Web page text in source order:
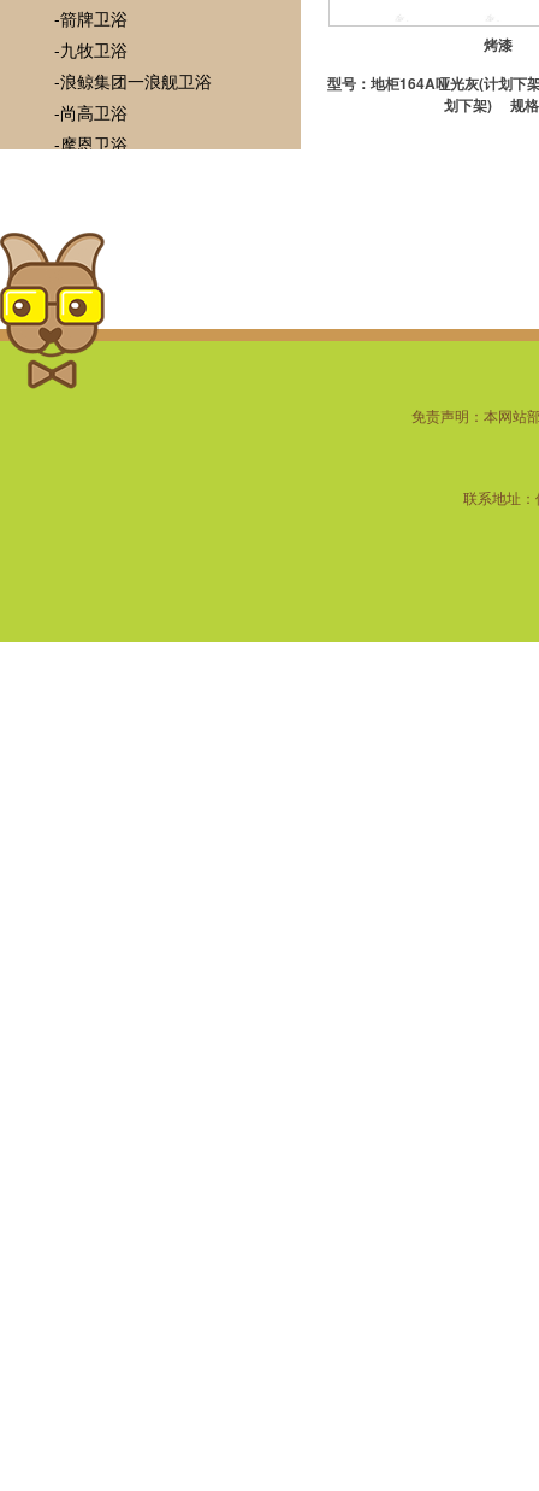
-箭牌卫浴
-九牧卫浴
-浪鲸集团一浪舰卫浴
-尚高卫浴
-摩恩卫浴
-瓦兰庭浴室柜
门
-欧铂尼木门
-梦天木门
-圣堡罗木门
烤漆
型号： 地柜164A哑光灰(计划下
划下架)
规
免责声明：本网站
联系地址